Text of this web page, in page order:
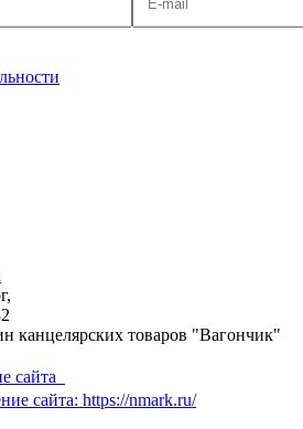
канцелярских товаров "Вагончик"
сайта